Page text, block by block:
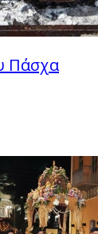
Πάσχα